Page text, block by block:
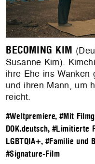
BECOMING KIM
Susanne Kim).
ihre Ehe ins Wanken
und ihren Mann, um
reicht.
#Weltpremiere, #Mit
DOK.deutsch,#Limitierte
LGBTQIA+, #Familie und
#Signature-Film